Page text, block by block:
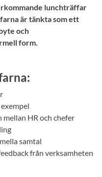
lunchträffar
är tänkta som ett
och
form.
HR och chefer
samtal
från verksamheten